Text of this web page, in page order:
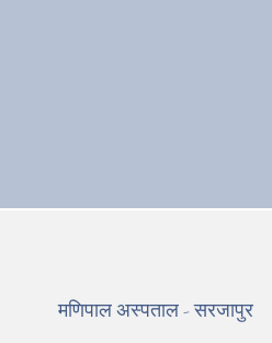
मणिपाल अस्पताल - सरजापुर